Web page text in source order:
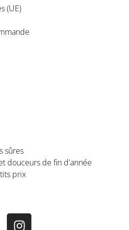
(UE)
sûres
douceurs de fin d'année
prix